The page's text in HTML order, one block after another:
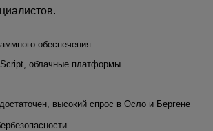
обеспечения
облачные платформы
высокий спрос в Осло и Бергене